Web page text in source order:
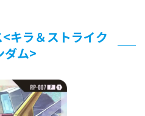
キラ＆ストライク
ダム>